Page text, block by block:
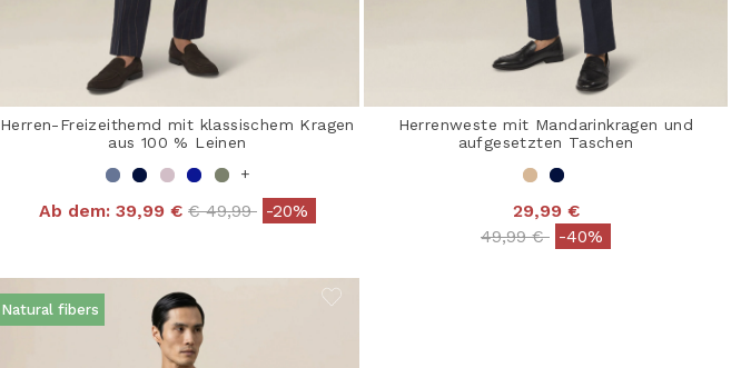
Herren-Freizeithemd mit klassischem Kragen
aus 100 % Leinen
+
Ab dem: 39,99 € Price reduced from
€ 49,99to-20%
Herrenweste mit Mandarinkragen und
aufgesetzten Taschen
29,99 €
Price reduced from
49,99 €to-40%
Natural fibers